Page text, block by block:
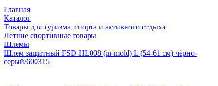
Главная
Каталог
Товары для туризма, спорта и активного отдыха
Летние спортивные товары
Шлемы
Шлем защитный FSD-HL008 (in-mold) L (54-61 см) чёрно-
серый/600315